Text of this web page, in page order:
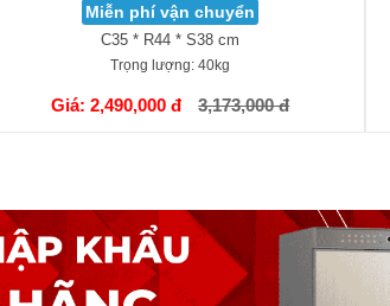
Miễn phí vận chuyển
C35 * R44 * S38 cm
Trọng lượng: 40kg
Giá: 2,490,000 đ 3,173,000 đ
GIỎ HÀNG